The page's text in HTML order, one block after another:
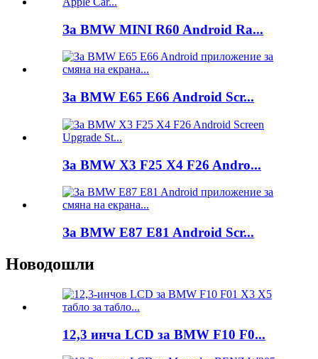
За BMW MINI R60 Android Ra...
За BMW E65 E66 Android Scr...
За BMW X3 F25 X4 F26 Andro...
За BMW E87 E81 Android Scr...
Новодошли
12,3 инча LCD за BMW F10 F0...